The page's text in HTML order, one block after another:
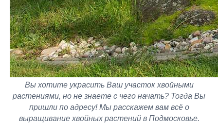
Вы хотите украсить Ваш участок хвойными
растениями, но не знаете с чего начать? Тогда Вы
пришли по адресу! Мы расскажем вам всё о
выращивание хвойных растений в Подмосковье.